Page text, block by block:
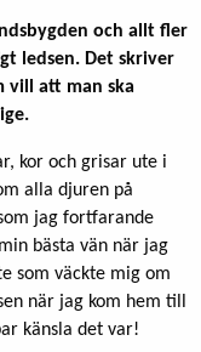
och allt fler
ledsen. Det skriver
vill att man ska
kor och grisar ute i
alla djuren på
jag fortfarande
bästa vän när jag
som väckte mig om
när jag kom hem till
känsla det var!